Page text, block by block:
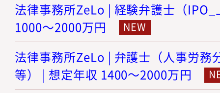
法律事務所ZeLo | 経験弁護士（
1000～2000万円
法律事務所ZeLo | 弁護士（人事労務
等） | 想定年収 1400～2000万円